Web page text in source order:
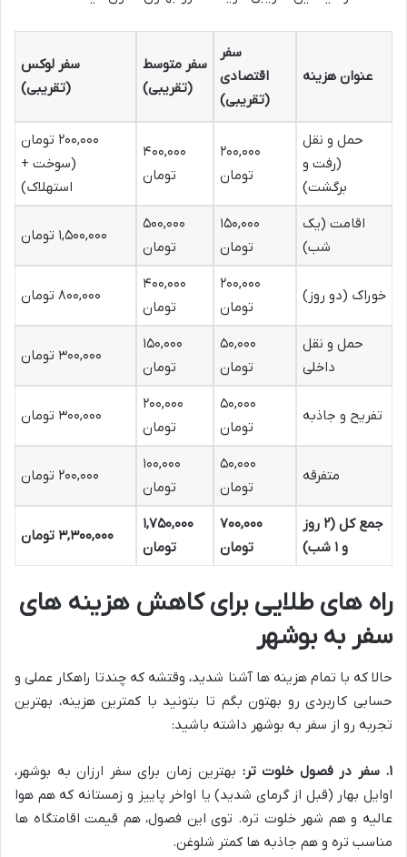
عنوان هزینه
سفر
اقتصادی
(تقریبی)
سفر متوسط
(تقریبی)
سفر لوکس
(تقریبی)
حمل و نقل
(رفت و
برگشت)
۲۰۰,۰۰۰
تومان
۴۰۰,۰۰۰
تومان
۲۰۰,۰۰۰ تومان
(سوخت +
استهلاک)
اقامت (یک
شب)
۱۵۰,۰۰۰
تومان
۵۰۰,۰۰۰
تومان
۱,۵۰۰,۰۰۰ تومان
خوراک (دو روز)
۲۰۰,۰۰۰
تومان
۴۰۰,۰۰۰
تومان
۸۰۰,۰۰۰ تومان
حمل و نقل
داخلی
۵۰,۰۰۰
تومان
۱۵۰,۰۰۰
تومان
۳۰۰,۰۰۰ تومان
تفریح و جاذبه
۵۰,۰۰۰
تومان
۲۰۰,۰۰۰
تومان
۳۰۰,۰۰۰ تومان
متفرقه
۵۰,۰۰۰
تومان
۱۰۰,۰۰۰
تومان
۲۰۰,۰۰۰ تومان
جمع کل (۲ روز
و ۱ شب)
۷۰۰,۰۰۰
تومان
۱,۷۵۰,۰۰۰
تومان
۳,۳۰۰,۰۰۰ تومان
راه های طلایی برای کاهش هزینه های
سفر به بوشهر
حالا که با تمام هزینه ها آشنا شدید، وقتشه که چندتا راهکار عملی و
حسابی کاربردی رو بهتون بگم تا بتونید با کمترین هزینه، بهترین
تجربه رو از سفر به بوشهر داشته باشید:
۱. سفر در فصول خلوت تر:
بهترین زمان برای سفر ارزان به بوشهر،
اوایل بهار (قبل از گرمای شدید) یا اواخر پاییز و زمستانه که هم هوا
عالیه و هم شهر خلوت تره. توی این فصول، هم قیمت اقامتگاه ها
مناسب تره و هم جاذبه ها کمتر شلوغن.